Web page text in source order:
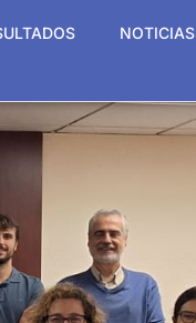
NOTICIAS